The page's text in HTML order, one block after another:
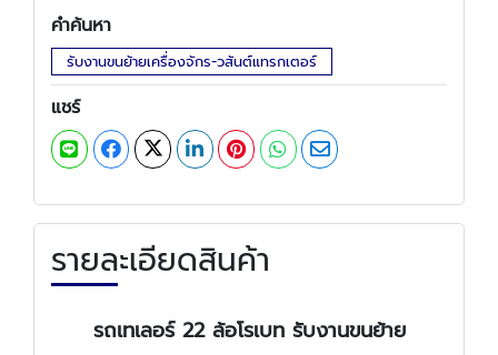
คำค้นหา
รับงานขนย้ายเครื่องจักร-วสันต์แทรกเตอร์
แชร์
รายละเอียดสินค้า
รถเทเลอร์ 22 ล้อโรเบท รับงานขนย้าย